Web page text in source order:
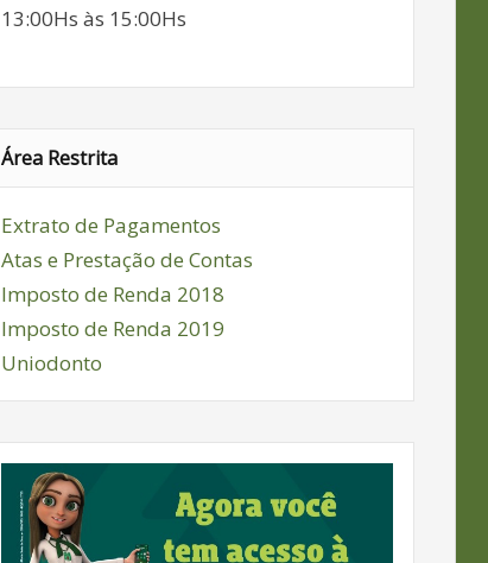
13:00Hs às 15:00Hs
Área Restrita
Extrato de Pagamentos
Atas e Prestação de Contas
Imposto de Renda 2018
Imposto de Renda 2019
Uniodonto